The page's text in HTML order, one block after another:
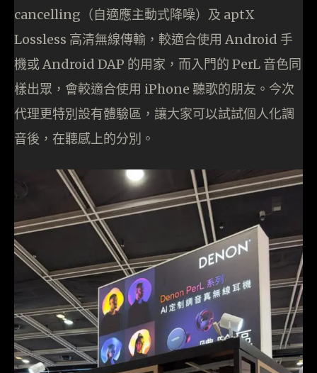
cancelling（自適應主動式降噪）及 aptX
Lossless 高清無線傳輸，較適合使用 Android 手
機或 Android DAP 的用家，而入門的 PerL 音色同
樣出眾，會較適合使用 iPhone 聽歌的朋友。今次
代理更特別設有體驗區，讓大家可以試試個人化調
音後，在聽感上的分別。